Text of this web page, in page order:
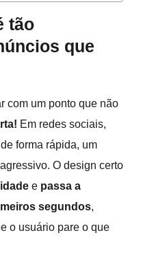
tão
que
com um ponto que não
Em redes sociais,
forma rápida, um
O design certo
e passa a
segundos,
o usuário pare o que